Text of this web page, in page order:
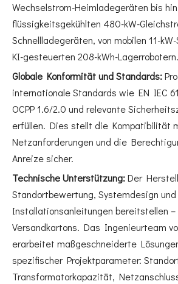
Wechselstrom-Heimladegeräten bis
flüssigkeitsgekühlten 480-kW-
Schnellladegeräten, von mobilen 11-
KI-gesteuerten 208-kWh-Lagerrobotern.
Globale Konformität und Standards:
internationale Standards wie EN IEC
OCPP 1.6/2.0 und relevante
erfüllen. Dies stellt die Kompatibilität
Netzanforderungen und die
Anreize sicher.
Technische Unterstützung:Der
Standortbewertung, Systemdesign und
Installationsanleitungen bereitstellen –
Versandkartons. Das Ingenieurteam
erarbeitet maßgeschneiderte
spezifischer Projektparameter:
Transformatorkapazität,